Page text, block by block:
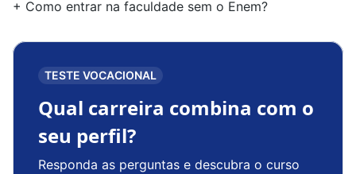
+ Como entrar na faculdade sem o Enem?
TESTE VOCACIONAL
Qual carreira combina com o
seu perfil?
Responda as perguntas e descubra o curso